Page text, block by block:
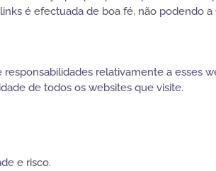
é efectuada de boa fé, não podendo a
relativamente a esses
de todos os websites que visite.
e risco.